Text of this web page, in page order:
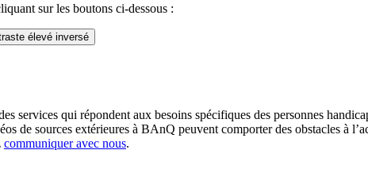
sur les boutons ci-dessous :
élevé inversé
services qui répondent aux besoins spécifiques des personnes
de sources extérieures à BAnQ peuvent comporter des obstacles à
communiquer avec nous.